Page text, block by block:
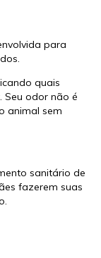
para
quais
Seu odor não é
animal sem
sanitário de
fazerem suas